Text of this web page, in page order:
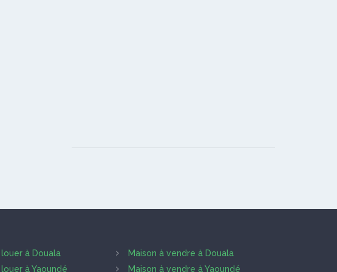
à Douala
à Yaoundé
Maison à vendre à Douala
Maison à vendre à Yaoundé